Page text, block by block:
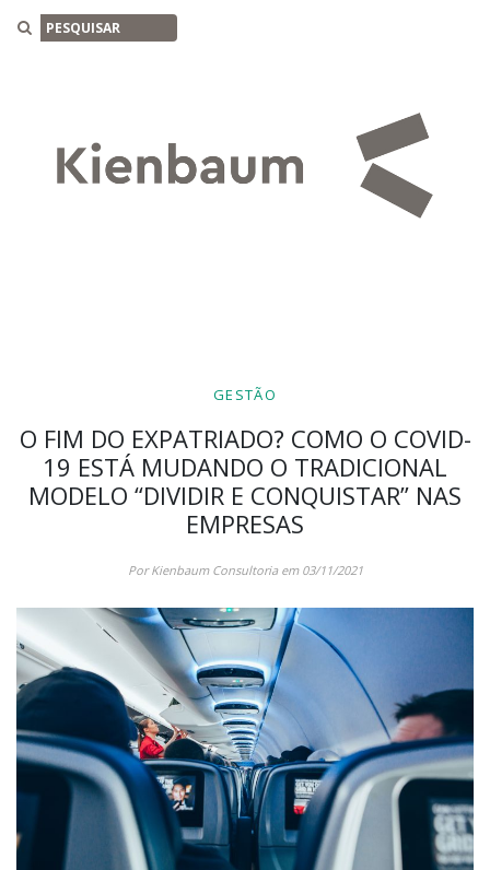
GESTÃO
O FIM DO EXPATRIADO? COMO O COVID-
19 ESTÁ MUDANDO O TRADICIONAL
MODELO “DIVIDIR E CONQUISTAR” NAS
EMPRESAS
Por Kienbaum Consultoria em 03/11/2021